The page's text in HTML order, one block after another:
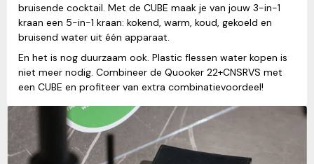
bruisende cocktail. Met de CUBE maak je van jouw 3-in-1
kraan een 5-in-1 kraan: kokend, warm, koud, gekoeld en
bruisend water uit één apparaat.
En het is nog duurzaam ook. Plastic flessen water kopen is
niet meer nodig. Combineer de Quooker 22+CNSRVS met
een CUBE en profiteer van extra combinatievoordeel!